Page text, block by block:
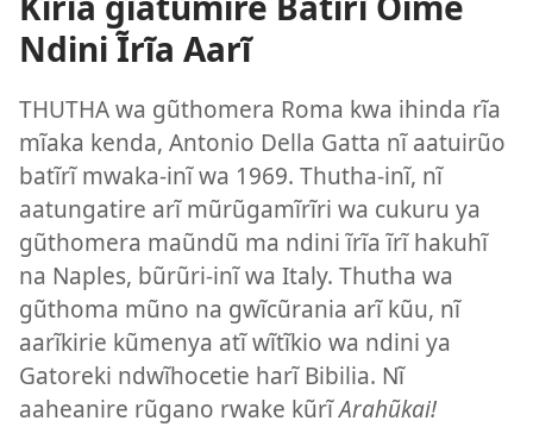
Ndini Ĩrĩa Aarĩ
THUTHA wa gũthomera Roma kwa ihinda rĩa
mĩaka kenda, Antonio Della Gatta nĩ aatuirũo
batĩrĩ mwaka-inĩ wa 1969. Thutha-inĩ, nĩ
aatungatire arĩ mũrũgamĩrĩri wa cukuru ya
gũthomera maũndũ ma ndini ĩrĩa ĩrĩ hakuhĩ
na Naples, bũrũri-inĩ wa Italy. Thutha wa
gũthoma mũno na gwĩcũrania arĩ kũu, nĩ
aarĩkirie kũmenya atĩ wĩtĩkio wa ndini ya
Gatoreki ndwĩhocetie harĩ Bibilia. Nĩ
aaheanire rũgano rwake kũrĩArahũkai!